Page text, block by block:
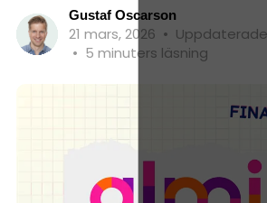
Gustaf Oscarson
21 mars, 2026 •
• 5 minuters läsning